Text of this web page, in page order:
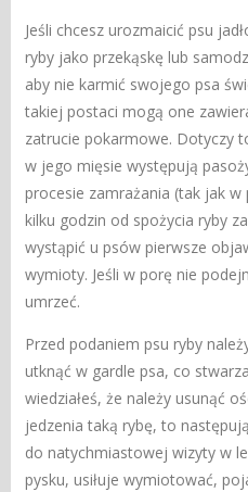
Jeśli chcesz urozmaicić psu
ryby jako przekąskę lub
aby nie karmić swojego psa
takiej postaci mogą one
zatrucie pokarmowe. Dotyczy
w jego mięsie występują
procesie zamrażania (tak jak
kilku godzin od spożycia ryby
wystąpić u psów pierwsze
wymioty. Jeśli w porę nie
umrzeć.
Przed podaniem psu ryby
utknąć w gardle psa, co
wiedziałeś, że należy usunąć
jedzenia taką rybę, to
do natychmiastowej wizyty w
pysku, usiłuje wymiotować,